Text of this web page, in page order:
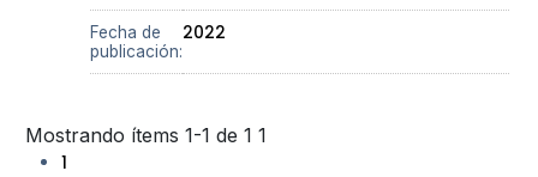
Fecha de
publicación:
2022
Mostrando ítems 1-1 de 1 1
1